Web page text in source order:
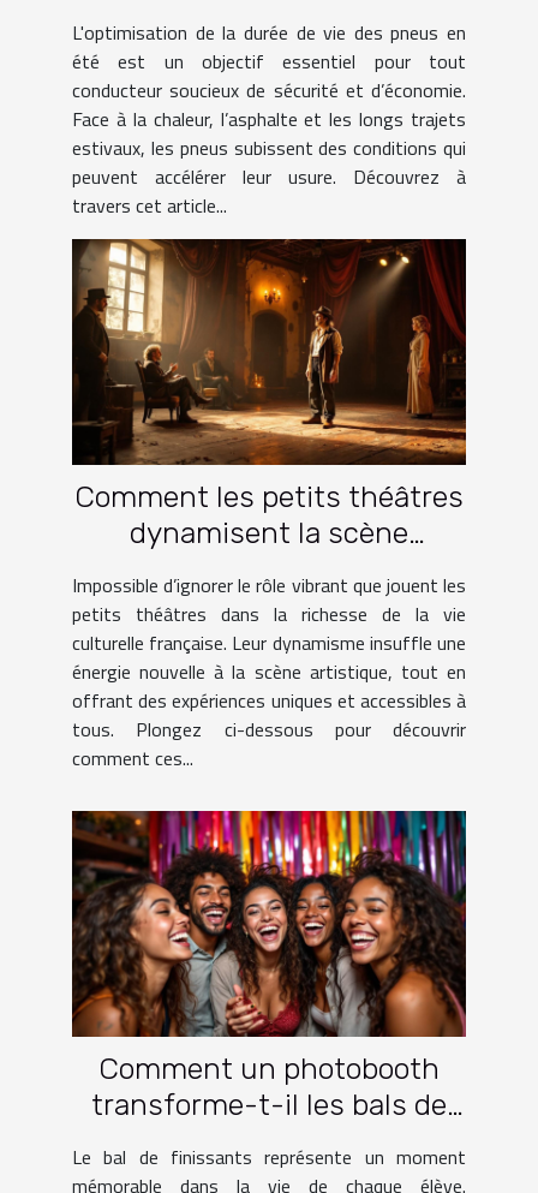
L'optimisation de la durée de vie des pneus en
été est un objectif essentiel pour tout
conducteur soucieux de sécurité et d’économie.
Face à la chaleur, l’asphalte et les longs trajets
estivaux, les pneus subissent des conditions qui
peuvent accélérer leur usure. Découvrez à
travers cet article...
Comment les petits théâtres
dynamisent la scène
Impossible d’ignorer le rôle vibrant que jouent les
petits théâtres dans la richesse de la vie
culturelle française. Leur dynamisme insuffle une
énergie nouvelle à la scène artistique, tout en
offrant des expériences uniques et accessibles à
tous. Plongez ci-dessous pour découvrir
comment ces...
Comment un photobooth
transforme-t-il les bals de
finissants ?
Le bal de finissants représente un moment
mémorable dans la vie de chaque élève.